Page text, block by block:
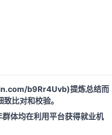
b9Rr4Uvb)提炼总结而
比对和校验。
体均在利用平台获得就业机